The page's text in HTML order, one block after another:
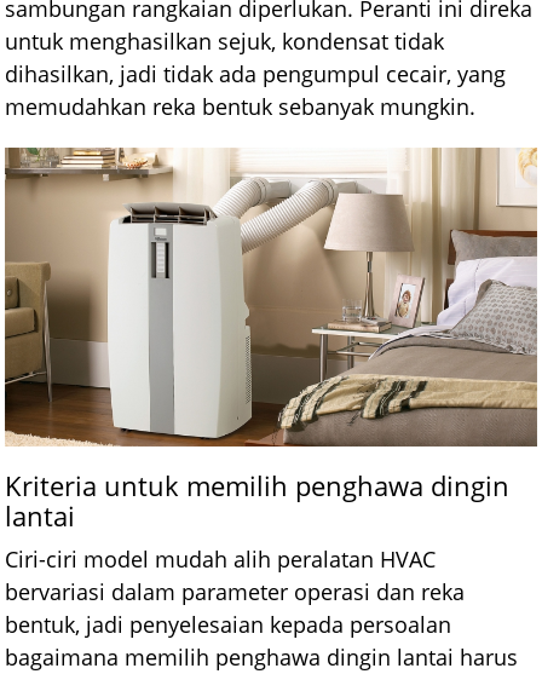
sambungan rangkaian diperlukan. Peranti ini direka
untuk menghasilkan sejuk, kondensat tidak
dihasilkan, jadi tidak ada pengumpul cecair, yang
memudahkan reka bentuk sebanyak mungkin.
Kriteria untuk memilih penghawa dingin
lantai
Ciri-ciri model mudah alih peralatan HVAC
bervariasi dalam parameter operasi dan reka
bentuk, jadi penyelesaian kepada persoalan
bagaimana memilih penghawa dingin lantai harus